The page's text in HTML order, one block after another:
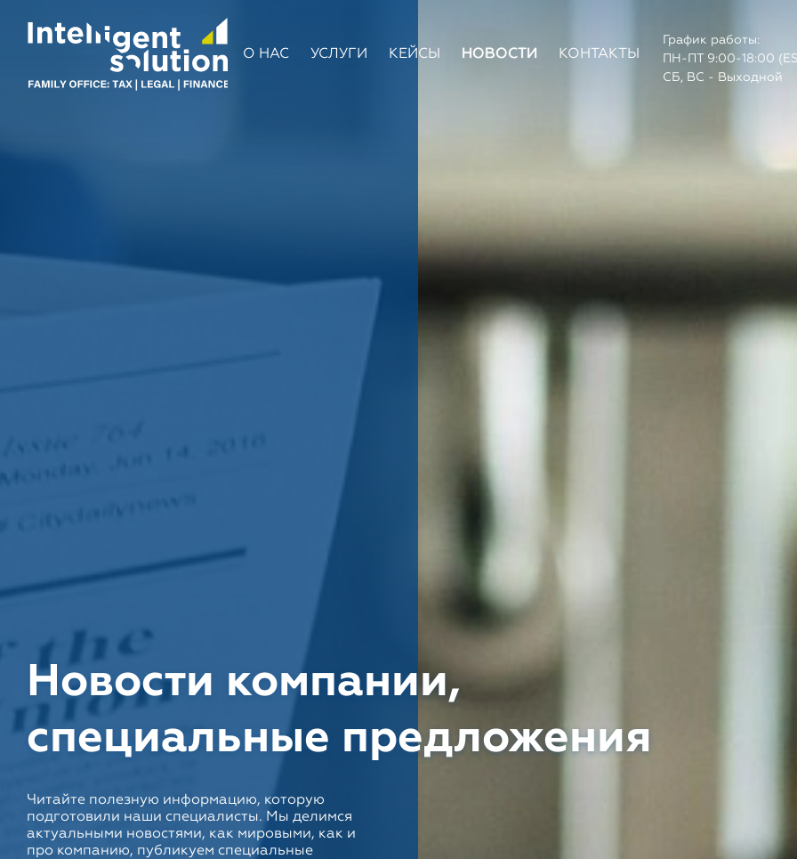
О НАС УСЛУГИ КЕЙСЫ НОВОСТИ КОНТАКТЫ
График работы:
ПН-ПТ 9:00-18:00
СБ, ВС - Выходной
Новости компании,
специальные предложения
Читайте полезную информацию, которую
подготовили наши специалисты. Мы делимся
актуальными новостями, как мировыми, как и
про компанию, публикуем специальные